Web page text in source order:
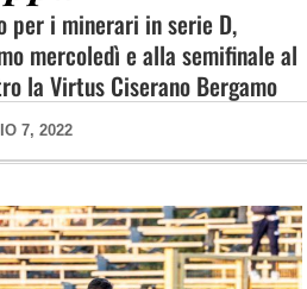
per i minerari in serie D,
mercoledì e alla semifinale al
la Virtus Ciserano Bergamo
7, 2022